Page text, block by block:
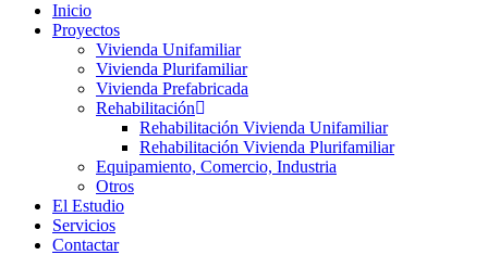
Inicio
Proyectos
Vivienda Unifamiliar
Vivienda Plurifamiliar
Vivienda Prefabricada
Rehabilitación
Rehabilitación Vivienda Unifamiliar
Rehabilitación Vivienda Plurifamiliar
Equipamiento, Comercio, Industria
Otros
El Estudio
Servicios
Contactar